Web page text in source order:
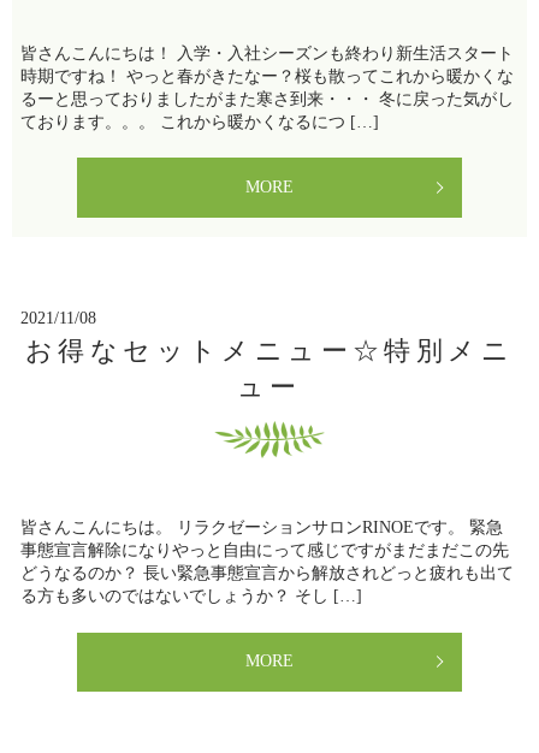
皆さんこんにちは！ 入学・入社シーズンも終わり新生活スタート
時期ですね！ やっと春がきたなー？桜も散ってこれから暖かくな
るーと思っておりましたがまた寒さ到来・・・ 冬に戻った気がし
ております。。。 これから暖かくなるにつ […]
MORE
2021/11/08
お得なセットメニュー☆特別メニ
ュー
皆さんこんにちは。 リラクゼーションサロンRINOEです。 緊急
事態宣言解除になりやっと自由にって感じですがまだまだこの先
どうなるのか？ 長い緊急事態宣言から解放されどっと疲れも出て
る方も多いのではないでしょうか？ そし […]
MORE